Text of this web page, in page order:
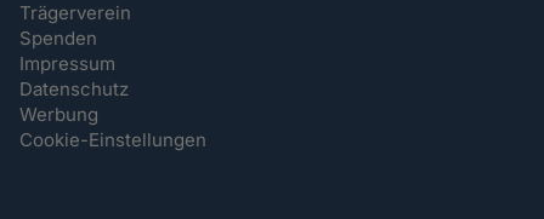
Trägerverein
Spenden
Impressum
Datenschutz
Werbung
Cookie-Einstellungen